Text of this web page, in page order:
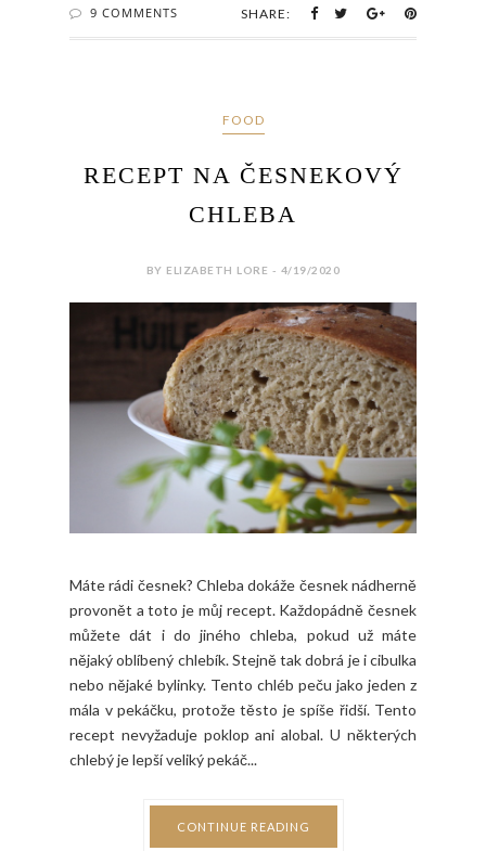
9 COMMENTS SHARE:
FOOD
RECEPT NA ČESNEKOVÝ
CHLEBA
BY ELIZABETH LORE - 4/19/2020
Máte rádi česnek? Chleba dokáže česnek nádherně
provonět a toto je můj recept. Každopádně česnek
můžete dát i do jiného chleba, pokud už máte
nějaký oblíbený chlebík. Stejně tak dobrá je i cibulka
nebo nějaké bylinky. Tento chléb peču jako jeden z
mála v pekáčku, protože těsto je spíše řidší. Tento
recept nevyžaduje poklop ani alobal. U některých
chlebý je lepší veliký pekáč...
CONTINUE READING